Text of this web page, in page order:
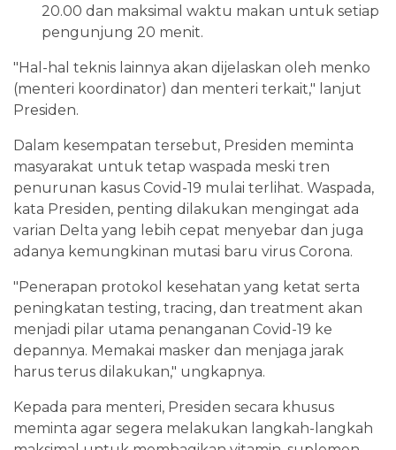
20.00 dan maksimal waktu makan untuk setiap
pengunjung 20 menit.
"Hal-hal teknis lainnya akan dijelaskan oleh menko
(menteri koordinator) dan menteri terkait," lanjut
Presiden.
Dalam kesempatan tersebut, Presiden meminta
masyarakat untuk tetap waspada meski tren
penurunan kasus Covid-19 mulai terlihat. Waspada,
kata Presiden, penting dilakukan mengingat ada
varian Delta yang lebih cepat menyebar dan juga
adanya kemungkinan mutasi baru virus Corona.
"Penerapan protokol kesehatan yang ketat serta
peningkatan testing, tracing, dan treatment akan
menjadi pilar utama penanganan Covid-19 ke
depannya. Memakai masker dan menjaga jarak
harus terus dilakukan," ungkapnya.
Kepada para menteri, Presiden secara khusus
meminta agar segera melakukan langkah-langkah